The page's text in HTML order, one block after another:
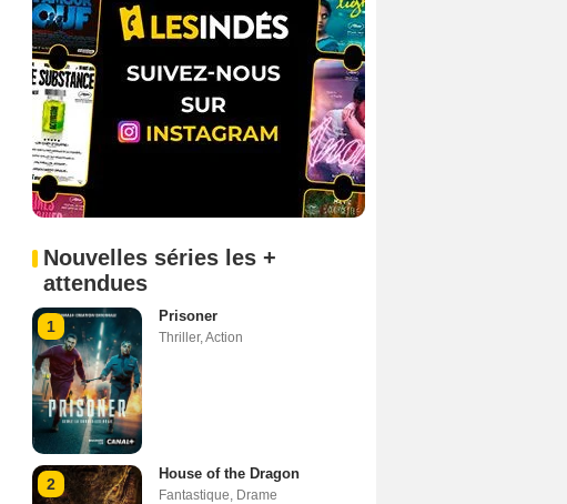
Nouvelles séries les +
attendues
1
Prisoner
Thriller,Action
2
House of the Dragon
Fantastique, Drame